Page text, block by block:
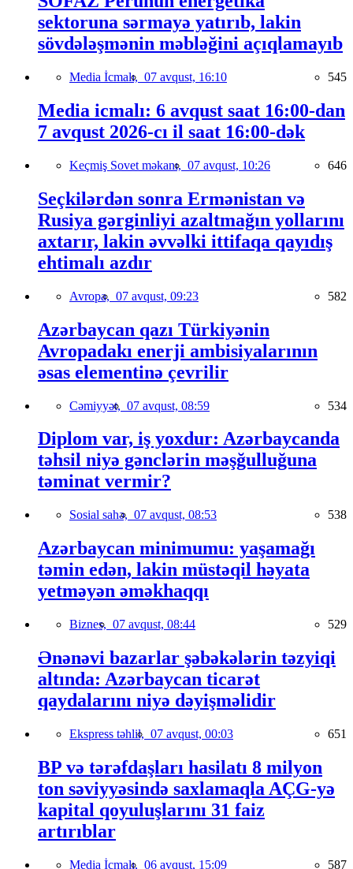
sektoruna sərmayə yatırıb, lakin
sövdələşmənin məbləğini açıqlamayıb
Media İcmalı, 07 avqust, 16:10 545
Media icmalı: 6 avqust saat 16:00-dan
7 avqust 2026-cı il saat 16:00-dək
Keçmiş Sovet məkanı, 07 avqust, 10:26 646
Seçkilərdən sonra Ermənistan və
Rusiya gərginliyi azaltmağın yollarını
axtarır, lakin əvvəlki ittifaqa qayıdış
ehtimalı azdır
Avropa, 07 avqust, 09:23 582
Azərbaycan qazı Türkiyənin
Avropadakı enerji ambisiyalarının
əsas elementinə çevrilir
Cəmiyyət, 07 avqust, 08:59 534
Diplom var, iş yoxdur: Azərbaycanda
təhsil niyə gənclərin məşğulluğuna
təminat vermir?
Sosial sahə, 07 avqust, 08:53 538
Azərbaycan minimumu: yaşamağı
təmin edən, lakin müstəqil həyata
yetməyən əməkhaqqı
Biznes, 07 avqust, 08:44 529
Ənənəvi bazarlar şəbəkələrin təzyiqi
altında: Azərbaycan ticarət
qaydalarını niyə dəyişməlidir
Ekspress təhlil, 07 avqust, 00:03 651
BP və tərəfdaşları hasilatı 8 milyon
ton səviyyəsində saxlamaqla AÇG-yə
kapital qoyuluşlarını 31 faiz
artırıblar
Media İcmalı, 06 avqust, 15:09 587